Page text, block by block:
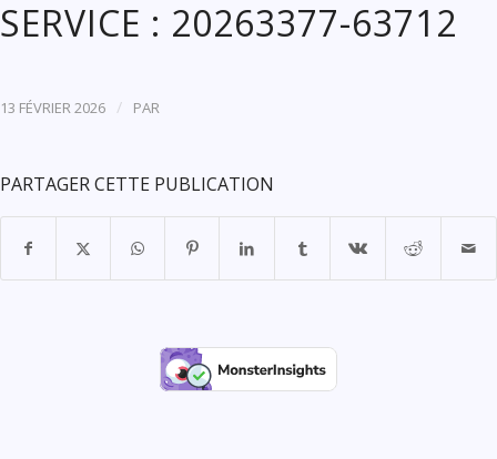
SERVICE : 20263377-63712
13 FÉVRIER 2026 / PAR
PARTAGER CETTE PUBLICATION